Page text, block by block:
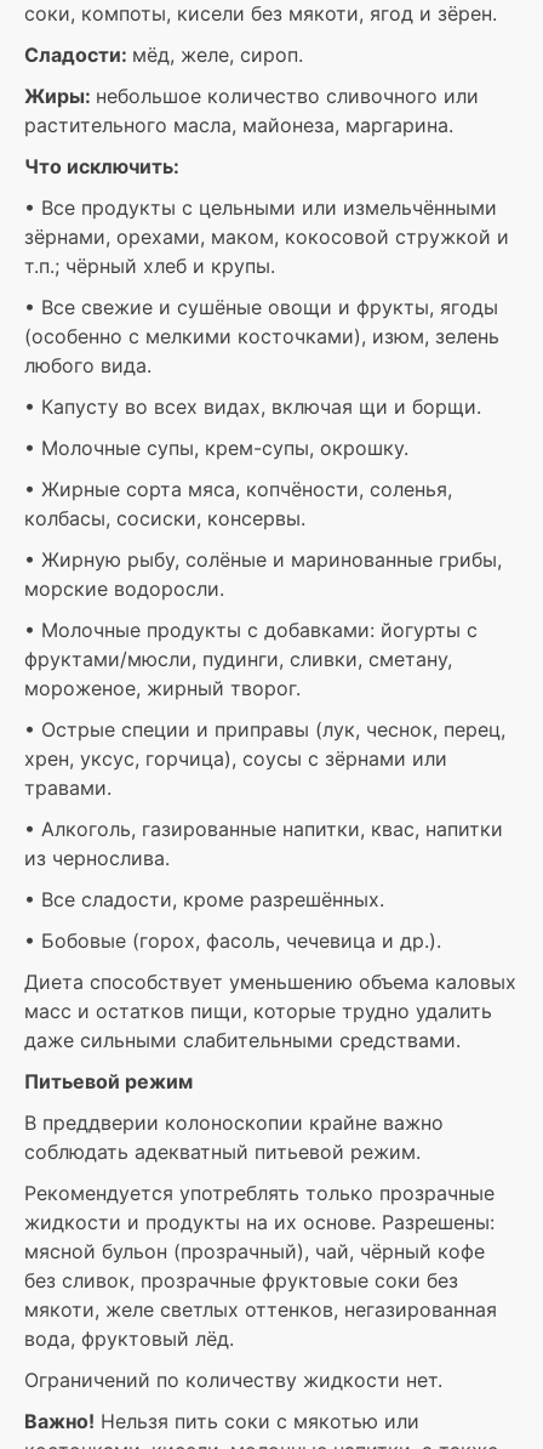
соки, компоты, кисели без мякоти, ягод и зёрен.
Сладости: мёд, желе, сироп.
Жиры: небольшое количество сливочного или
растительного масла, майонеза, маргарина.
Что исключить:
• Все продукты с цельными или измельчёнными
зёрнами, орехами, маком, кокосовой стружкой и
т.п.; чёрный хлеб и крупы.
• Все свежие и сушёные овощи и фрукты, ягоды
(особенно с мелкими косточками), изюм, зелень
любого вида.
• Капусту во всех видах, включая щи и борщи.
• Молочные супы, крем-супы, окрошку.
• Жирные сорта мяса, копчёности, соленья,
колбасы, сосиски, консервы.
• Жирную рыбу, солёные и маринованные грибы,
морские водоросли.
• Молочные продукты с добавками: йогурты с
фруктами/мюсли, пудинги, сливки, сметану,
мороженое, жирный творог.
• Острые специи и приправы (лук, чеснок, перец,
хрен, уксус, горчица), соусы с зёрнами или
травами.
• Алкоголь, газированные напитки, квас, напитки
из чернослива.
• Все сладости, кроме разрешённых.
• Бобовые (горох, фасоль, чечевица и др.).
Диета способствует уменьшению объема каловых
масс и остатков пищи, которые трудно удалить
даже сильными слабительными средствами.
Питьевой режим
В преддверии колоноскопии крайне важно
соблюдать адекватный питьевой режим.
Рекомендуется употреблять только прозрачные
жидкости и продукты на их основе. Разрешены:
мясной бульон (прозрачный), чай, чёрный кофе
без сливок, прозрачные фруктовые соки без
мякоти, желе светлых оттенков, негазированная
вода, фруктовый лёд.
Ограничений по количеству жидкости нет.
Важно! Нельзя пить соки с мякотью или